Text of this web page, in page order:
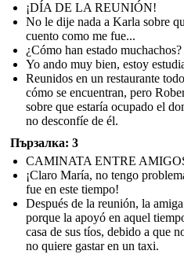
¡DÍA DE LA REUNIÓN!
No le dije nada a Karla sobre
cuento como me fue...
¿Cómo han estado muchachos?
Yo ando muy bien, estoy
Reunidos en un restaurante
cómo se encuentran, pero
sobre que estaría ocupado el
no desconfíe de él.
Пързалка: 3
CAMINATA ENTRE
¡Claro María, no tengo
fue en este tiempo!
Después de la reunión, la
porque la apoyó en aquel
casa de sus tíos, debido a que
no quiere gastar en un taxi.